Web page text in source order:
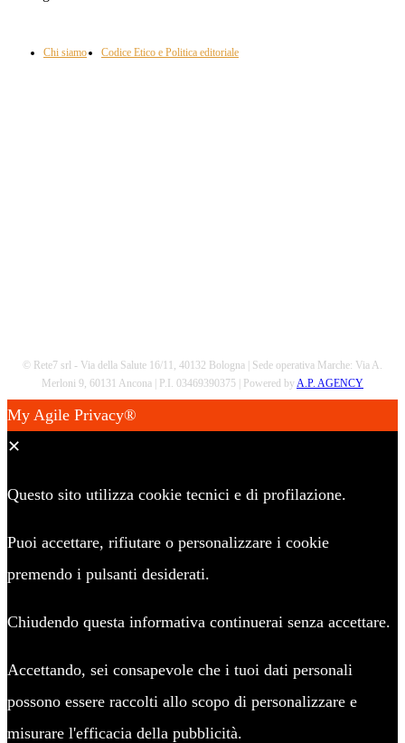
Chi siamo Codice Etico e Politica editoriale
© Rete7 srl - Via della Salute 16/11, 40132 Bologna | Sede operativa Marche: Via A.
Merloni 9, 60131 Ancona | P.I. 03469390375 | Powered by A.P. AGENCY
My Agile Privacy®
✕
Questo sito utilizza cookie tecnici e di profilazione.
Puoi accettare, rifiutare o personalizzare i cookie
premendo i pulsanti desiderati.
Chiudendo questa informativa continuerai senza accettare.
Accettando, sei consapevole che i tuoi dati personali
possono essere raccolti allo scopo di personalizzare e
misurare l'efficacia della pubblicità.